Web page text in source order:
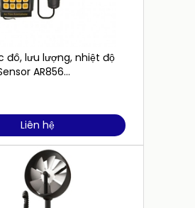
đô, lưu lượng, nhiệt độ
AR856
USB, data logger)
Liên hệ